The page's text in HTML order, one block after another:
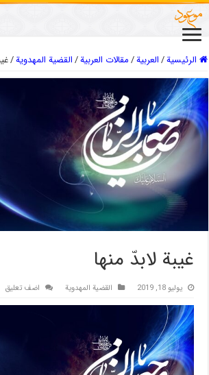
الرئيسية/العربیة/مقالات العربیة/القضية المهدویة/
غیبة لابدّ منها
يوليو 18, 2019 القضية المهدویة اضف تعليق